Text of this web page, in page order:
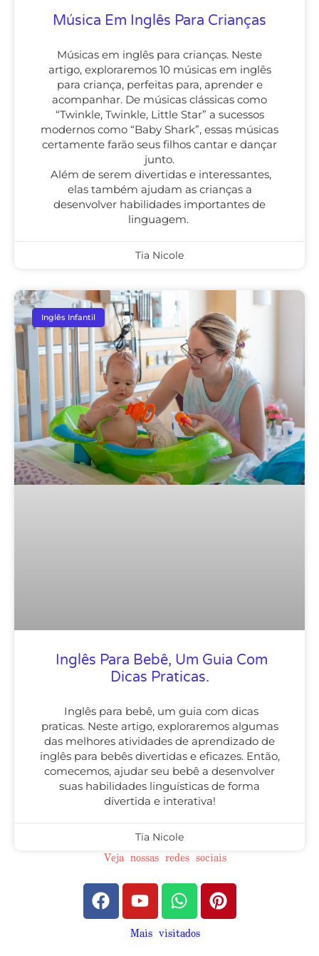
Música Em Inglês Para Crianças
Músicas em inglês para crianças. Neste
artigo, exploraremos 10 músicas em inglês
para criança, perfeitas para, aprender e
acompanhar. De músicas clássicas como
“Twinkle, Twinkle, Little Star” a sucessos
modernos como “Baby Shark”, essas músicas
certamente farão seus filhos cantar e dançar
junto.
Além de serem divertidas e interessantes,
elas também ajudam as crianças a
desenvolver habilidades importantes de
linguagem.
Tia Nicole
Inglês Infantil
Inglês Para Bebê, Um Guia Com
Dicas Praticas.
Inglês para bebê, um guia com dicas
praticas. Neste artigo, exploraremos algumas
das melhores atividades de aprendizado de
inglês para bebês divertidas e eficazes. Então,
comecemos, ajudar seu bebê a desenvolver
suas habilidades linguísticas de forma
divertida e interativa!
Tia Nicole
Veja nossas redes sociais
Mais visitados